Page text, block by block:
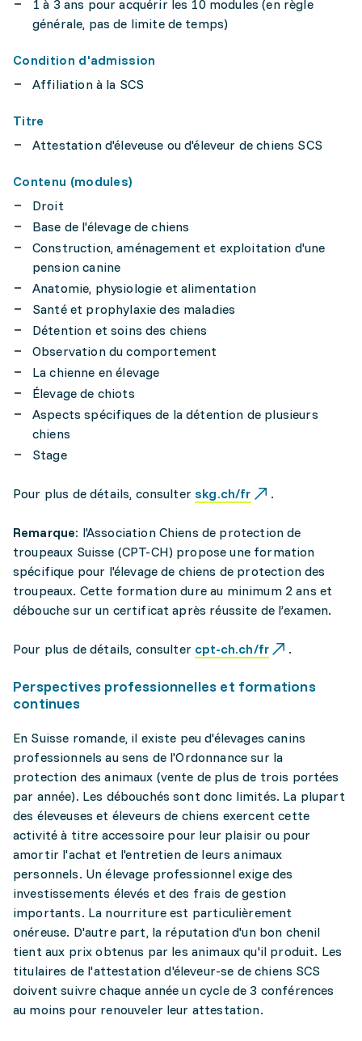
1 à 3 ans pour acquérir les 10 modules (en règle
générale, pas de limite de temps)
Condition d'admission
Affiliation à la SCS
Titre
Attestation d'éleveuse ou d'éleveur de chiens SCS
Contenu (modules)
Droit
Base de l'élevage de chiens
Construction, aménagement et exploitation d'une
pension canine
Anatomie, physiologie et alimentation
Santé et prophylaxie des maladies
Détention et soins des chiens
Observation du comportement
La chienne en élevage
Élevage de chiots
Aspects spécifiques de la détention de plusieurs
chiens
Stage
Pour plus de détails, consulter skg.ch/fr .
Remarque: l'Association Chiens de protection de
troupeaux Suisse (CPT-CH) propose une formation
spécifique pour l'élevage de chiens de protection des
troupeaux. Cette formation dure au minimum 2 ans et
débouche sur un certificat après réussite de l’examen.
Pour plus de détails, consulter cpt-ch.ch/fr .
Perspectives professionnelles et formations
continues
En Suisse romande, il existe peu d'élevages canins
professionnels au sens de l'Ordonnance sur la
protection des animaux (vente de plus de trois portées
par année). Les débouchés sont donc limités. La plupart
des éleveuses et éleveurs de chiens exercent cette
activité à titre accessoire pour leur plaisir ou pour
amortir l'achat et l'entretien de leurs animaux
personnels. Un élevage professionnel exige des
investissements élevés et des frais de gestion
importants. La nourriture est particulièrement
onéreuse. D'autre part, la réputation d'un bon chenil
tient aux prix obtenus par les animaux qu'il produit. Les
titulaires de l'attestation d'éleveur-se de chiens SCS
doivent suivre chaque année un cycle de 3 conférences
au moins pour renouveler leur attestation.